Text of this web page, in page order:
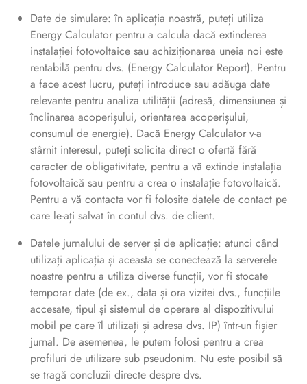
Date de simulare: în aplicația noastră, puteți utiliza
Energy Calculator pentru a calcula dacă extinderea
instalației fotovoltaice sau achiziționarea uneia noi este
rentabilă pentru dvs. (Energy Calculator Report). Pentru
a face acest lucru, puteți introduce sau adăuga date
relevante pentru analiza utilității (adresă, dimensiunea și
înclinarea acoperișului, orientarea acoperișului,
consumul de energie). Dacă Energy Calculator v-a
stârnit interesul, puteți solicita direct o ofertă fără
caracter de obligativitate, pentru a vă extinde instalația
fotovoltaică sau pentru a crea o instalație fotovoltaică.
Pentru a vă contacta vor fi folosite datele de contact pe
care le-ați salvat în contul dvs. de client.
Datele jurnalului de server și de aplicație: atunci când
utilizați aplicația și aceasta se conectează la serverele
noastre pentru a utiliza diverse funcții, vor fi stocate
temporar date (de ex., data și ora vizitei dvs., funcțiile
accesate, tipul și sistemul de operare al dispozitivului
mobil pe care îl utilizați și adresa dvs. IP) într-un fișier
jurnal. De asemenea, le putem folosi pentru a crea
profiluri de utilizare sub pseudonim. Nu este posibil să
se tragă concluzii directe despre dvs.